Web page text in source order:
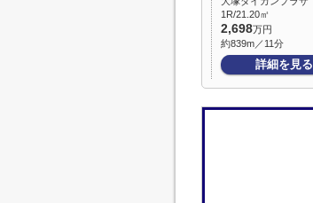
1R/21.20㎡
2,698万円
約839m／11分
詳細を見る